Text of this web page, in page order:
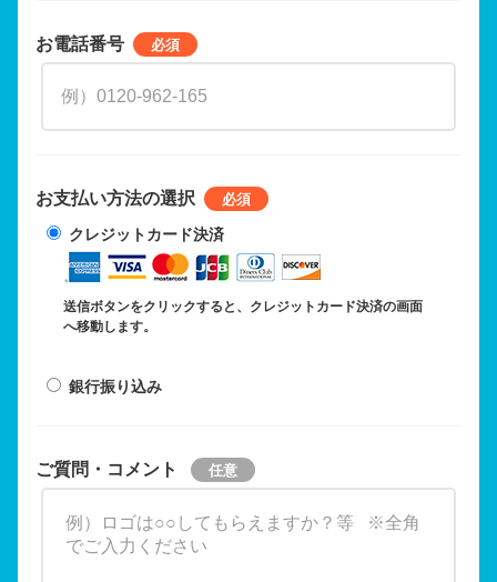
お電話番号
お支払い方法の選択
クレジットカード決済
送信ボタンをクリックすると、クレジットカード決済の画面
へ移動します。
銀行振り込み
ご質問・コメント